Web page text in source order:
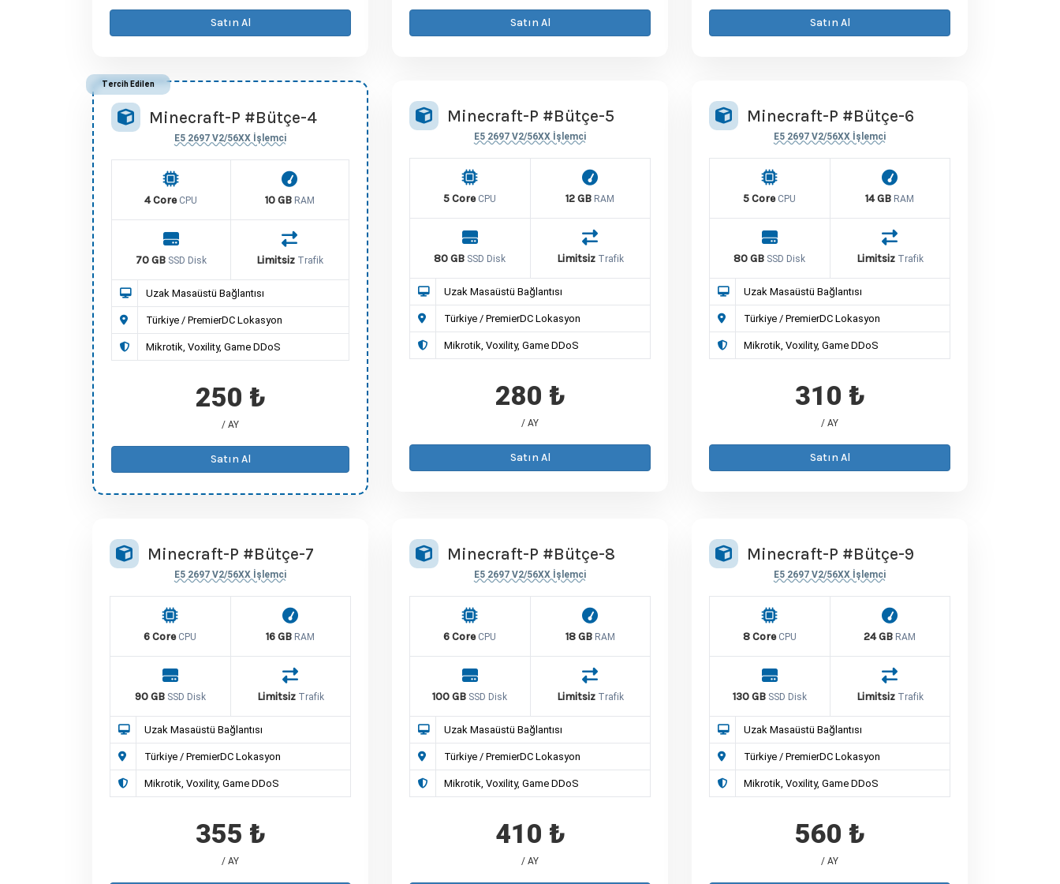
Satın Al Satın Al Satın Al
Tercih Edilen
Minecraft-P #Bütçe-4
E5 2697 V2/56XX İşlemci
4 Core CPU 10 GB RAM
70 GB SSD Disk Limitsiz Trafik
Uzak Masaüstü Bağlantısı
Türkiye / PremierDC Lokasyon
Mikrotik, Voxility, Game DDoS
250 ₺
/ AY
Satın Al
Minecraft-P #Bütçe-5
E5 2697 V2/56XX İşlemci
5 Core CPU 12 GB RAM
80 GB SSD Disk Limitsiz Trafik
Uzak Masaüstü Bağlantısı
Türkiye / PremierDC Lokasyon
Mikrotik, Voxility, Game DDoS
280 ₺
/ AY
Satın Al
Minecraft-P #Bütçe-6
E5 2697 V2/56XX İşlemci
5 Core CPU 14 GB RAM
80 GB SSD Disk Limitsiz Trafik
Uzak Masaüstü Bağlantısı
Türkiye / PremierDC Lokasyon
Mikrotik, Voxility, Game DDoS
310 ₺
/ AY
Satın Al
Minecraft-P #Bütçe-7
E5 2697 V2/56XX İşlemci
6 Core CPU 16 GB RAM
90 GB SSD Disk Limitsiz Trafik
Uzak Masaüstü Bağlantısı
Türkiye / PremierDC Lokasyon
Mikrotik, Voxility, Game DDoS
355 ₺
/ AY
Minecraft-P #Bütçe-8
E5 2697 V2/56XX İşlemci
6 Core CPU 18 GB RAM
100 GB SSD Disk Limitsiz Trafik
Uzak Masaüstü Bağlantısı
Türkiye / PremierDC Lokasyon
Mikrotik, Voxility, Game DDoS
410 ₺
/ AY
Minecraft-P #Bütçe-9
E5 2697 V2/56XX İşlemci
8 Core CPU 24 GB RAM
130 GB SSD Disk Limitsiz Trafik
Uzak Masaüstü Bağlantısı
Türkiye / PremierDC Lokasyon
Mikrotik, Voxility, Game DDoS
560 ₺
/ AY